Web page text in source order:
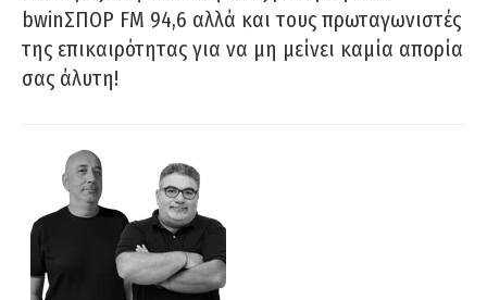
bwinΣΠΟΡ FM 94,6 αλλά και τους πρωταγωνιστές
της επικαιρότητας για να μη μείνει καμία απορία
σας άλυτη!